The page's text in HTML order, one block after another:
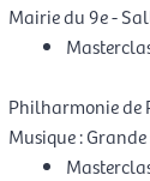
Mairie du 9e -
Philharmonie de
Musique :